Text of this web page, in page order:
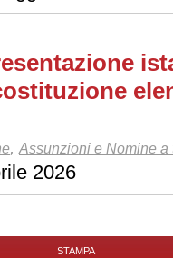
, Assunzioni e Nomine a
2026
STAMPA